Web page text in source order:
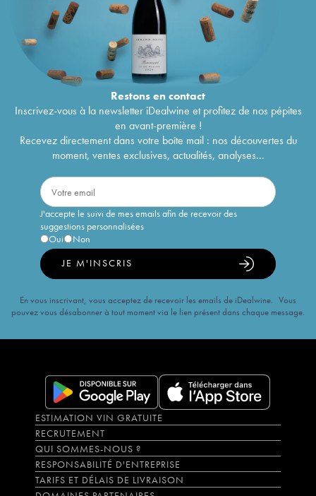
Restons encontact
Inscrivez-vous à la newsletter iDealwine et profitez de nos pépites
en avant-première !
Recevez directement dans votre boîte mail : nos découvertes du
moment, ventes exclusives, actualités, analyses...
J'accepte le suivi de mes emails afin de recevoir des
suggestions personnalisées
Oui
Non
JE M'INSCRIS
En vous inscrivant, vous acceptez de recevoir les emails de iDealwine. Vous
pouvez vous désabonner à tout moment via le lien présent dans chaque message.
ESTIMATION VIN GRATUITE
RECRUTEMENT
QUI SOMMES-NOUS ?
RESPONSABILITÉ D'ENTREPRISE
TARIFS ET DÉLAIS DE LIVRAISON